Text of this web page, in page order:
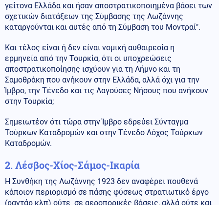
γείτονα Ελλάδα και ήσαν αποστρατικοποιημένα βάσει των
σχετικών διατάξεων της Σύμβασης της Λωζάννης
καταργούνται και αυτές από τη Σύμβαση του Μοντραί".
Και τέλος είναι ή δεν είναι νομική αυθαιρεσία η
ερμηνεία από την Τουρκία, ότι οι υποχρεώσεις
αποστρατικοποίησης ισχύουν για τη Λήμνο και τη
Σαμοθράκη που ανήκουν στην Ελλάδα, αλλά όχι για την
Ίμβρο, την Τένεδο και τις Λαγούσες Νήσους που ανήκουν
στην Τουρκία;
Σημειωτέον ότι τώρα στην Ίμβρο εδρεύει Σύνταγμα
Τούρκων Καταδρομών και στην Τένεδο Λόχος Τούρκων
Καταδρομών.
2. Λέσβος-Χίος-Σάμος-Ικαρία
Η Συνθήκη της Λωζάννης 1923 δεν αναφέρει πουθενά
κάποιον περιορισμό σε πάσης φύσεως στρατιωτικό έργο
(ραντάρ κλπ) ούτε σε αεροπορικές βάσεις, αλλά ούτε και